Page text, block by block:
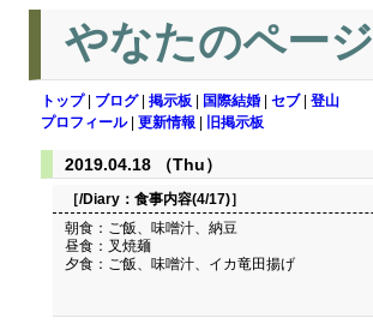
やなたのページ
トップ| ブログ| 掲示板 国際結婚 セブ| 登山
プロフィール| 更新情報 旧掲示板
2019.04.18 （Thu）
［/Diary： 食事内容(4/17)］
朝食：ご飯、味噌汁、納豆
昼食：叉焼麺
夕食：ご飯、味噌汁、イカ竜田揚げ